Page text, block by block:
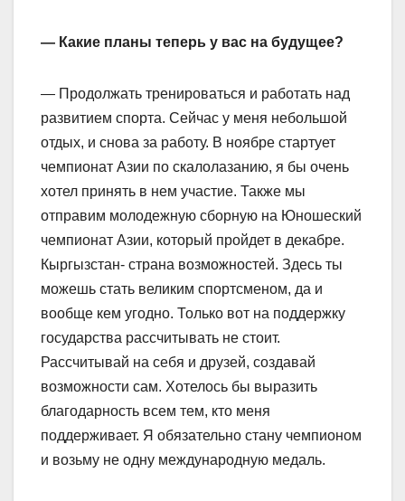
— Какие планы теперь у вас на будущее?
— Продолжать тренироваться и работать над
развитием спорта. Сейчас у меня небольшой
отдых, и снова за работу. В ноябре стартует
чемпионат Азии по скалолазанию, я бы очень
хотел принять в нем участие. Также мы
отправим молодежную сборную на Юношеский
чемпионат Азии, который пройдет в декабре.
Кыргызстан- страна возможностей. Здесь ты
можешь стать великим спортсменом, да и
вообще кем угодно. Только вот на поддержку
государства рассчитывать не стоит.
Рассчитывай на себя и друзей, создавай
возможности сам. Хотелось бы выразить
благодарность всем тем, кто меня
поддерживает. Я обязательно стану чемпионом
и возьму не одну международную медаль.